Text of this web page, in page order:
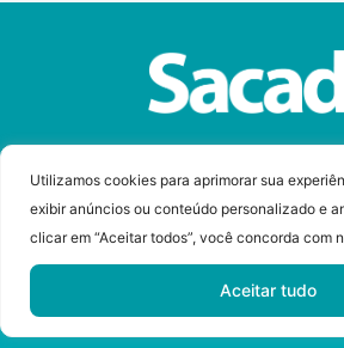
Utilizamos cookies para aprimorar sua
exibir anúncios ou conteúdo personalizado e
clicar em “Aceitar todos”, você concorda com
Aceitar tudo
Desenvolvido por